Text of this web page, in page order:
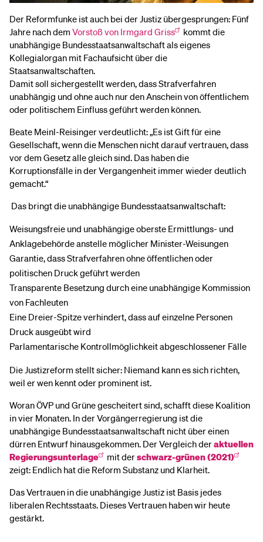
Der Reformfunke ist auch bei der Justiz übergesprungen: Fünf
Jahre nach dem Vorstoß von Irmgard Griss
kommt die
unabhängige Bundesstaatsanwaltschaft als eigenes
Kollegialorgan mit Fachaufsicht über die
Staatsanwaltschaften.
Damit soll sichergestellt werden, dass Strafverfahren
unabhängig und ohne auch nur den Anschein von öffentlichem
oder politischem Einfluss geführt werden können.
Beate Meinl-Reisinger verdeutlicht: „Es ist Gift für eine
Gesellschaft, wenn die Menschen nicht darauf vertrauen, dass
vor dem Gesetz alle gleich sind. Das haben die
Korruptionsfälle in der Vergangenheit immer wieder deutlich
gemacht.“
Das bringt die unabhängige Bundesstaatsanwaltschaft:
Weisungsfreie und unabhängige oberste Ermittlungs- und
Anklagebehörde anstelle möglicher Minister-Weisungen
Garantie, dass Strafverfahren ohne öffentlichen oder
politischen Druck geführt werden
Transparente Besetzung durch eine unabhängige Kommission
von Fachleuten
Eine Dreier-Spitze verhindert, dass auf einzelne Personen
Druck ausgeübt wird
Parlamentarische Kontrollmöglichkeit abgeschlossener Fälle
Die Justizreform stellt sicher: Niemand kann es sich richten,
weil er wen kennt oder prominent ist.
Woran ÖVP und Grüne gescheitert sind, schafft diese Koalition
in vier Monaten. In der Vorgängerregierung ist die
unabhängige Bundesstaatsanwaltschaft nicht über einen
dürren Entwurf hinausgekommen. Der Vergleich deraktuellen
Regierungsunterlage
mit derschwarz-grünen (2021)
zeigt: Endlich hat die Reform Substanz und Klarheit.
Das Vertrauen in die unabhängige Justiz ist Basis jedes
liberalen Rechtsstaats. Dieses Vertrauen haben wir heute
gestärkt.